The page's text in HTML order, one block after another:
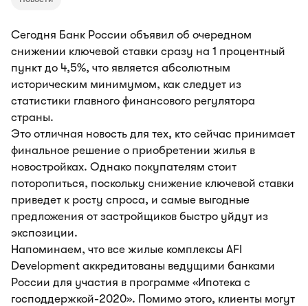
Сегодня Банк России объявил об очередном
снижении ключевой ставки сразу на 1 процентный
пункт до 4,5%, что является абсолютным
историческим минимумом, как следует из
статистики главного финансового регулятора
страны.
Это отличная новость для тех, кто сейчас принимает
финальное решение о приобретении жилья в
новостройках. Однако покупателям стоит
поторопиться, поскольку снижение ключевой ставки
приведет к росту спроса, и самые выгодные
предложения от застройщиков быстро уйдут из
экспозиции.
Напоминаем, что все жилые комплексы AFI
Development аккредитованы ведущими банками
России для участия в программе «Ипотека с
господдержкой-2020». Помимо этого, клиенты могут